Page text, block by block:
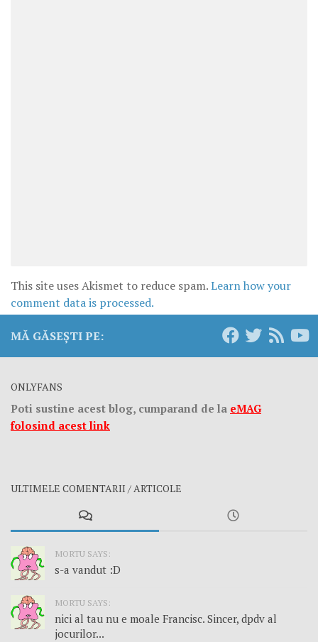
This site uses Akismet to reduce spam.Learn how your
comment data is processed.
MĂ GĂSEȘTI PE:
ONLYFANS
Poti sustine acest blog, cumparand de la eMAG
folosind acest link
ULTIMELE COMENTARII / ARTICOLE
MORTU SAYS:
s-a vandut :D
MORTU SAYS:
nici al tau nu e moale Francisc. Sincer, dpdv al
jocurilor...